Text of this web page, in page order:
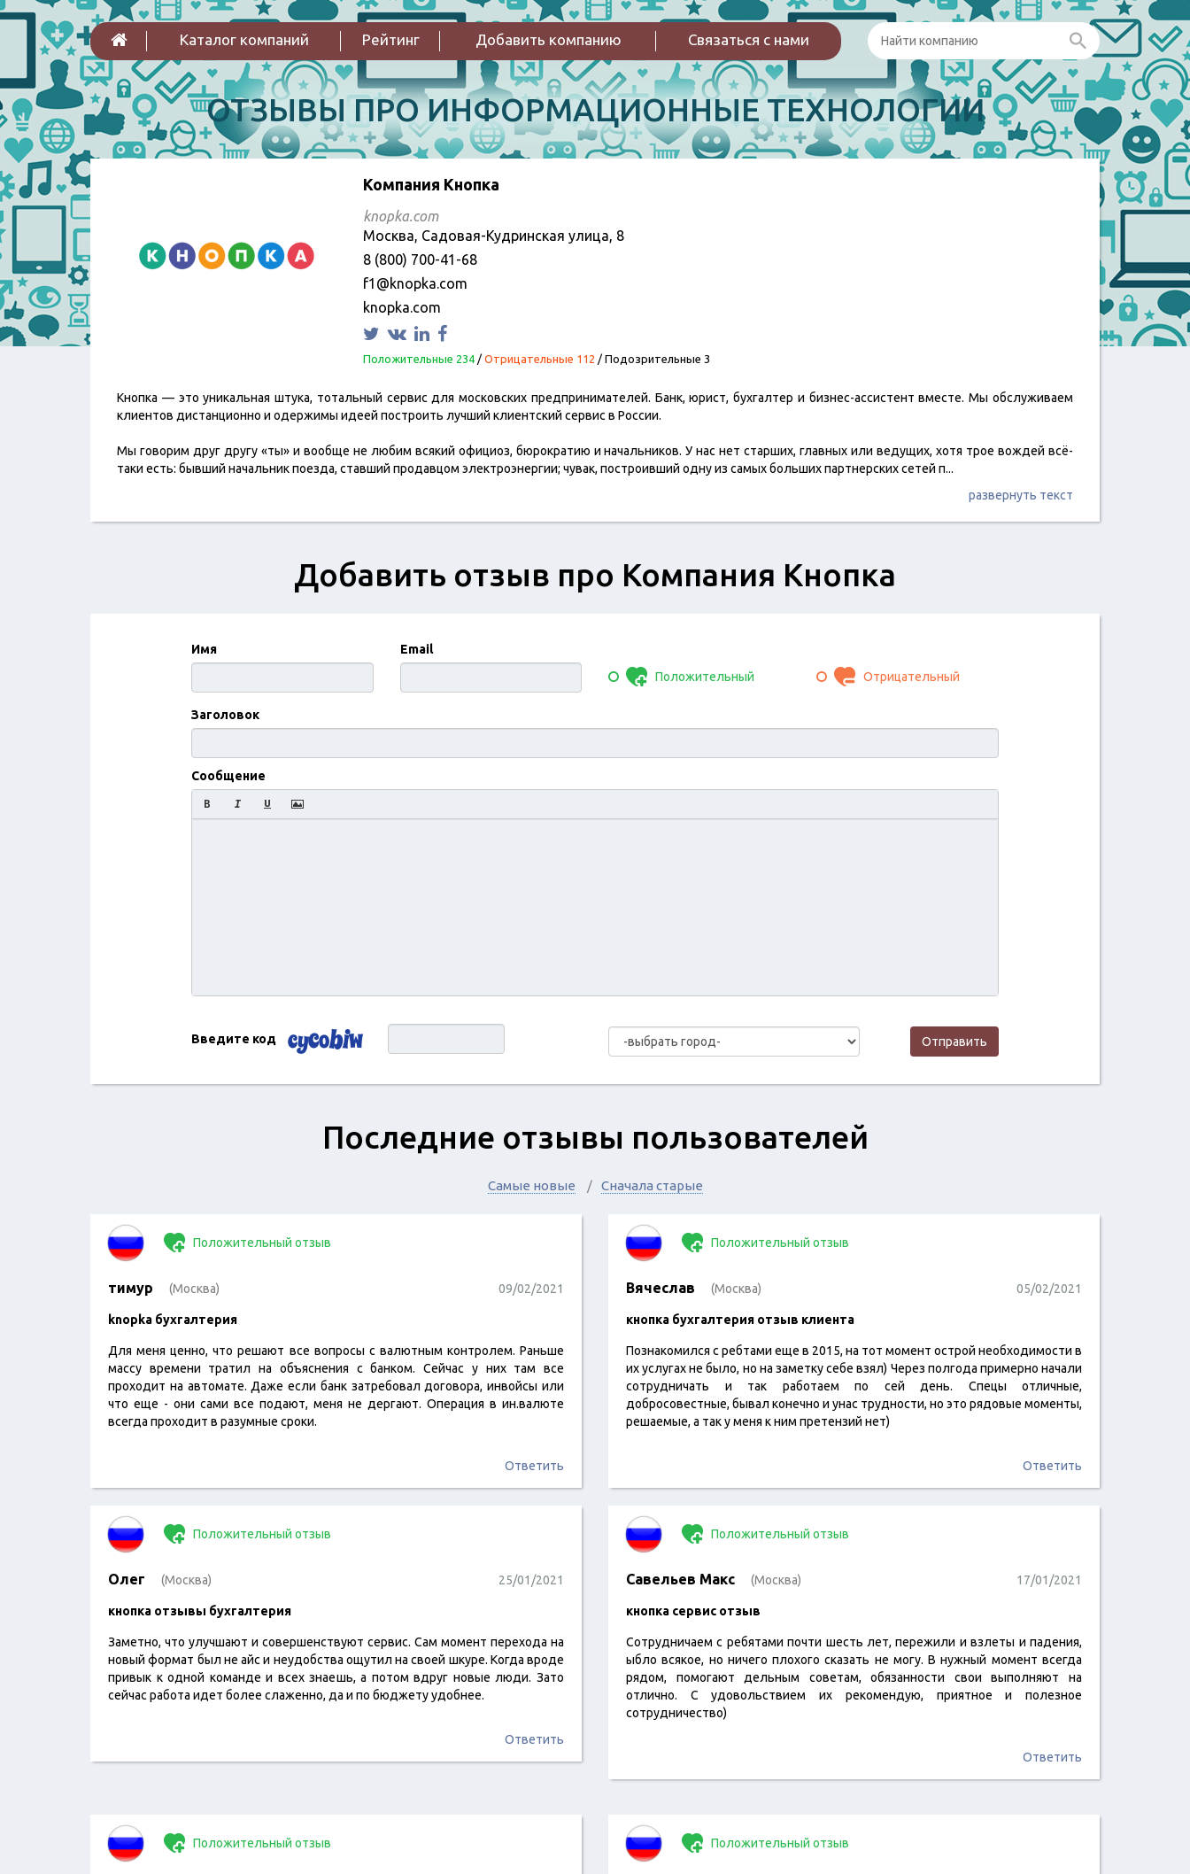
Каталог компаний Рейтинг Добавить компанию Связаться с нами
ОТЗЫВЫ ПРО ИНФОРМАЦИОННЫЕ ТЕХНОЛОГИИ
Компания Кнопка
knopka.com
Москва, Садовая-Кудринская улица, 8
8 (800) 700-41-68
f1@knopka.com
knopka.com
Положительные 234/ Отрицательные 112 / Подозрительные 3
Кнопка — это уникальная штука, тотальный сервис для московских предпринимателей. Банк, юрист, бухгалтер и бизнес-ассистент вместе. Мы обслуживаем
клиентов дистанционно и одержимы идеей построить лучший клиентский сервис в России.
Мы говорим друг другу «ты» и вообще не любим всякий официоз, бюрократию и начальников. У нас нет старших, главных или ведущих, хотя трое вождей всё-
таки есть: бывший начальник поезда, ставший продавцом электроэнергии; чувак, построивший одну из самых больших партнерских сетей п...
развернуть текст
Добавить отзыв про Компания Кнопка
Имя
Email
Положительный
Отрицательный
Заголовок
Сообщение
Введите код Отправить
Последние отзывы пользователей
Самые новые Сначала старые
Положительный отзыв
тимур (Москва) 09/02/2021
knopka бухгалтерия
Для меня ценно, что решают все вопросы с валютным контролем. Раньше
массу времени тратил на объяснения с банком. Сейчас у них там все
проходит на автомате. Даже если банк затребовал договора, инвойсы или
что еще - они сами все подают, меня не дергают. Операция в ин.валюте
всегда проходит в разумные сроки.
читать отзыв
Ответить
Положительный отзыв
Вячеслав (Москва) 05/02/2021
кнопка бухгалтерия отзыв клиента
Познакомился с ребтами еще в 2015, на тот момент острой необходимости в
их услугах не было, но на заметку себе взял) Через полгода примерно начали
сотрудничать и так работаем по сей день. Спецы отличные,
добросовестные, бывал конечно и унас трудности, но это рядовые моменты,
решаемые, а так у меня к ним претензий нет)
Ответить
Положительный отзыв
Олег (Москва) 25/01/2021
кнопка отзывы бухгалтерия
Заметно, что улучшают и совершенствуют сервис. Сам момент перехода на
новый формат был не айс и неудобства ощутил на своей шкуре. Когда вроде
привык к одной команде и всех знаешь, а потом вдруг новые люди. Зато
сейчас работа идет более слаженно, да и по бюджету удобнее.
читать отзыв
Ответить
Положительный отзыв
Савельев Макс (Москва) 17/01/2021
кнопка сервис отзыв
Сотрудничаем с ребятами почти шесть лет, пережили и взлеты и падения,
ыбло всякое, но ничего плохого сказать не могу. В нужный момент всегда
рядом, помогают дельным советам, обязанности свои выполняют на
отлично. С удовольствием их рекомендую, приятное и полезное
сотрудничество)
Ответить
Положительный отзыв Положительный отзыв